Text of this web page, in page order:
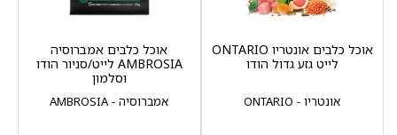
אונטריו - ONTARIO
אוכל כלבים אונטריו ONTARIO
לייט גזע גדול הודו
אמברוסיה - AMBROSIA
אוכל כלבים אמברוסיה
AMBROSIA לייט/סניור הודו
וסלמון